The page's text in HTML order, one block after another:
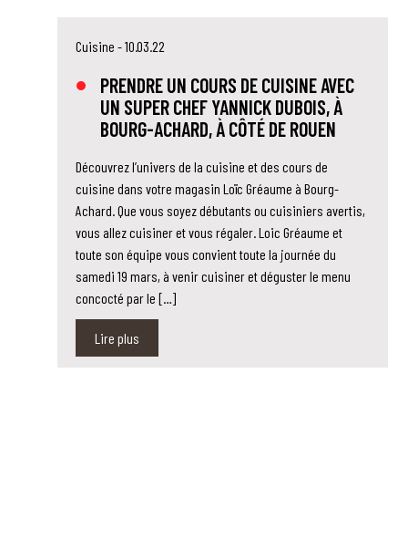
Cuisine - 10.03.22
PRENDRE UN COURS DE CUISINE AVEC
UN SUPER CHEF YANNICK DUBOIS, À
BOURG-ACHARD, À CÔTÉ DE ROUEN
Découvrez l’univers de la cuisine et des cours de
cuisine dans votre magasin Loïc Gréaume à Bourg-
Achard. Que vous soyez débutants ou cuisiniers avertis,
vous allez cuisiner et vous régaler. Loic Gréaume et
toute son équipe vous convient toute la journée du
samedi 19 mars, à venir cuisiner et déguster le menu
concocté par le […]
Lire plus